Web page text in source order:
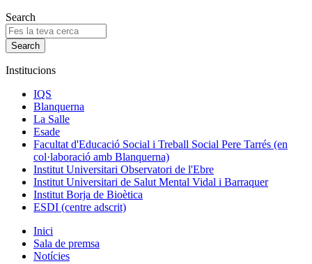
Search
Institucions
IQS
Blanquerna
La Salle
Esade
Facultat d'Educació Social i Treball Social Pere Tarrés (en
col·laboració amb Blanquerna)
Institut Universitari Observatori de l'Ebre
Institut Universitari de Salut Mental Vidal i Barraquer
Institut Borja de Bioètica
ESDI (centre adscrit)
Inici
Sala de premsa
Notícies